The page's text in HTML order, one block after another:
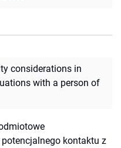
considerations in
with a person of
kontaktu z